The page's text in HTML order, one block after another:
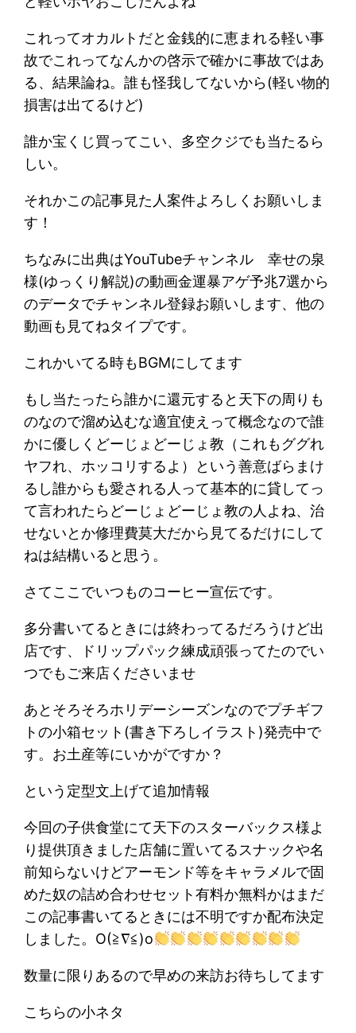
これってオカルトだと金銭的に恵まれる軽い事
故でこれってなんかの啓示で確かに事故ではあ
る、結果論ね。誰も怪我してないから(軽い物的
損害は出てるけど)
誰か宝くじ買ってこい、多空クジでも当たるら
しい。
それかこの記事見た人案件よろしくお願いしま
す！
ちなみに出典はYouTubeチャンネル 幸せの泉
様(ゆっくり解説)の動画金運暴アゲ予兆7選から
のデータでチャンネル登録お願いします、他の
動画も見てねタイプです。
これかいてる時もBGMにしてます
もし当たったら誰かに還元すると天下の周りも
のなので溜め込むな適宜使えって概念なので誰
かに優しくどーじょどーじょ教（これもググれ
ヤフれ、ホッコリするよ）という善意ばらまけ
るし誰からも愛される人って基本的に貸してっ
て言われたらどーじょどーじょ教の人よね、治
せないとか修理費莫大だから見てるだけにして
ねは結構いると思う。
さてここでいつものコーヒー宣伝です。
多分書いてるときには終わってるだろうけど出
店です、ドリップパック練成頑張ってたのでい
つでもご来店くださいませ
あとそろそろホリデーシーズンなのでプチギフ
トの小箱セット(書き下ろしイラスト)発売中で
す。お土産等にいかがですか？
という定型文上げて追加情報
今回の子供食堂にて天下のスターバックス様よ
り提供頂きました店舗に置いてるスナックや名
前知らないけどアーモンド等をキャラメルで固
めた奴の詰め合わせセット有料か無料かはまだ
この記事書いてるときには不明ですか配布決定
しました。O(≧∇≦)o
数量に限りあるので早めの来訪お待ちしてます
こちらの小ネタ